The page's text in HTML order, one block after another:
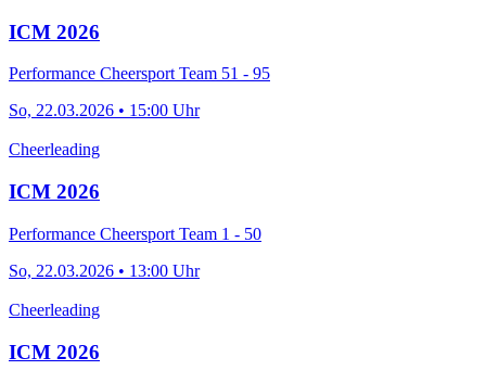
ICM 2026
Performance Cheersport Team 51 - 95
So, 22.03.2026 • 15:00 Uhr
Cheerleading
ICM 2026
Performance Cheersport Team 1 - 50
So, 22.03.2026 • 13:00 Uhr
Cheerleading
ICM 2026